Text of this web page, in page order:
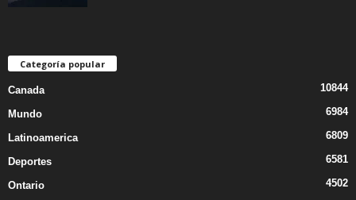
Categoría popular
Canada 10844
Mundo 6984
Latinoamerica 6809
Deportes 6581
Ontario 4502